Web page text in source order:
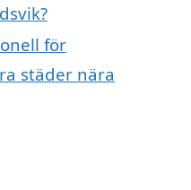
för
städer nära